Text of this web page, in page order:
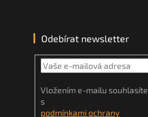
Odebírat newsletter
Vložením e-mailu souhlasíte
s
podmínkami ochrany